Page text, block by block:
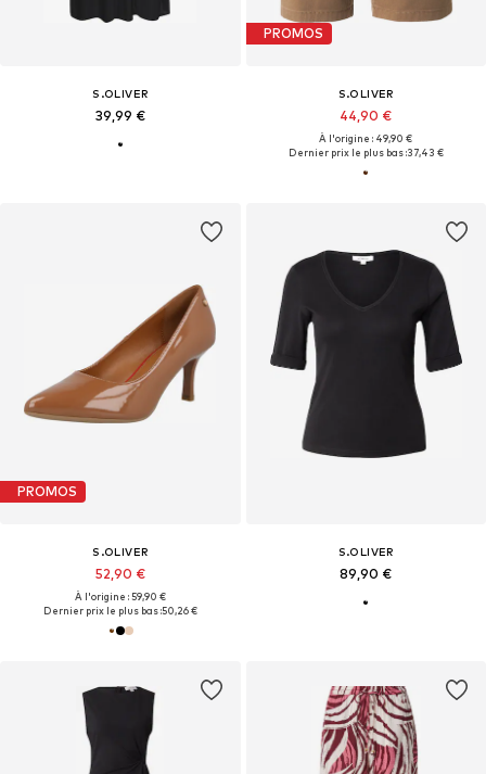
S.OLIVER
39,99 €
PROMOS
S.OLIVER
44,90 €
À l'origine : 49,90 €
Dernier prix le plus bas :37,43 €
PROMOS
S.OLIVER
52,90 €
À l'origine : 59,90 €
Dernier prix le plus bas :50,26 €
S.OLIVER
89,90 €